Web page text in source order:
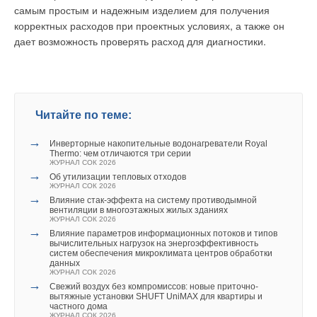
самым простым и надежным изделием для получения
корректных расходов при проектных условиях, а также он
дает возможность проверять расход для диагностики.
Читайте по теме:
→
Инверторные накопительные водонагреватели Royal
Thermo: чем отличаются три серии
ЖУРНАЛ СОК 2026
→ Об утилизации тепловых отходов
ЖУРНАЛ СОК 2026
→
Влияние стак‑эффекта на систему противодымной
вентиляции в многоэтажных жилых зданиях
ЖУРНАЛ СОК 2026
→
Влияние параметров информационных потоков и типов
вычислительных нагрузок на энергоэффективность
систем обеспечения микроклимата центров обработки
данных
ЖУРНАЛ СОК 2026
→
Свежий воздух без компромиссов: новые приточно-
вытяжные установки SHUFT UniMAX для квартиры и
частного дома
длительностью.
С учетом этого требование ГК РФ по определению качества
необходимо знать в любом случае для измерения
О методах тарификации тепловой энергии
И еще один весьма важный вопрос, который находится в
стадии обсуждений и пока не нашел своего правового
разрешения. Речь идет о том, что в секторе теплоснабжения
методы измерения тепловой энергии оказались тесно
связанными с методами ее тарификации.
Согласно действующим методическим указаниям бывшего
ФЭК (ныне Федеральной службы тарифов -- ФСТ) тарифы
на тепловую энергию определяются как частное от деления